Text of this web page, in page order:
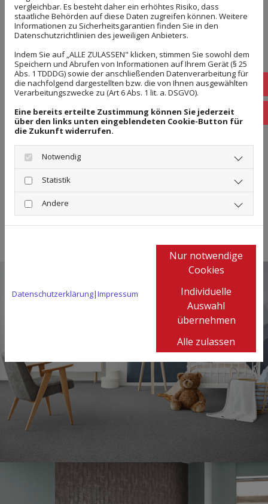
VERSCHÖNERN ZU DÜRFEN
Gern stehen wir Ihnen für eine
qualifizierte
Fachberatungzur Verfügung, um Ihr gewünschtes
Projekt zu besprechen. Unserumfassendes Full-
Service-Angebot
beinhaltet für Sie außerdem
verschiedenste weitere Leistungen wie das Aufmaß
vor Ort sowie die fachgerechte Verlegung der
Bodenbeläge durch unsere
qualifizierten Handwerker. Frische Farben und
neue Tapeten und Fußböden für Ihr Zuhause –
Teppichland Köpke
entspanntes Erlebnis.
vergleichbar. Es besteht daher ein erhöhtes Risiko, dass
staatliche Behörden auf diese Daten zugreifen können. Weitere
Informationen zu Sicherheitsgarantien finden Sie in den
Datenschutzrichtlinien des jeweiligen Anbieters.
Indem Sie auf „ALLE ZULASSEN" klicken, stimmen Sie sowohl dem
Speichern und Abrufen von Informationen auf Ihrem Gerät (§ 25
Abs. 1 TDDDG) sowie der anschließenden Datenverarbeitung für
die nachfolgend dargestellten bzw. die von Ihnen ausgewählten
Verarbeitungszwecke zu (Art 6 Abs. 1 lit. a. DSGVO).
Eine bereits erteilte Zustimmung können Sie jederzeit
über den links unten eingeblendeten Cookie-Button für
die Zukunft widerrufen.
Notwendig
Statistik
Andere
Datenschutzerklärung|Impressum
Nur notwendige
Cookies
Individuelle
Auswahl
übernehmen
Alle zulassen